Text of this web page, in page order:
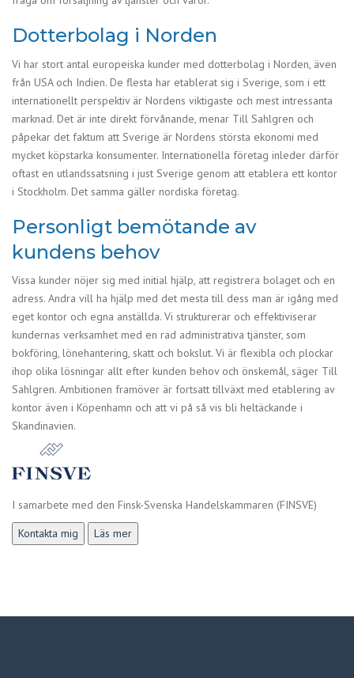
Dotterbolag i Norden
Vi har stort antal europeiska kunder med dotterbolag i Norden, även
från USA och Indien. De flesta har etablerat sig i Sverige, som i ett
internationellt perspektiv är Nordens viktigaste och mest intressanta
marknad. Det är inte direkt förvånande, menar Till Sahlgren och
påpekar det faktum att Sverige är Nordens största ekonomi med
mycket köpstarka konsumenter. Internationella företag inleder därför
oftast en utlandssatsning i just Sverige genom att etablera ett kontor
i Stockholm. Det samma gäller nordiska företag.
Personligt bemötande av
kundens behov
Vissa kunder nöjer sig med initial hjälp, att registrera bolaget och en
adress. Andra vill ha hjälp med det mesta till dess man är igång med
eget kontor och egna anställda. Vi strukturerar och effektiviserar
kundernas verksamhet med en rad administrativa tjänster, som
bokföring, lönehantering, skatt och bokslut. Vi är flexibla och plockar
ihop olika lösningar allt efter kunden behov och önskemål, säger Till
Sahlgren. Ambitionen framöver är fortsatt tillväxt med etablering av
kontor även i Köpenhamn och att vi på så vis bli heltäckande i
Skandinavien.
I samarbete med den Finsk-Svenska Handelskammaren (FINSVE)
Kontakta mig
Läs mer